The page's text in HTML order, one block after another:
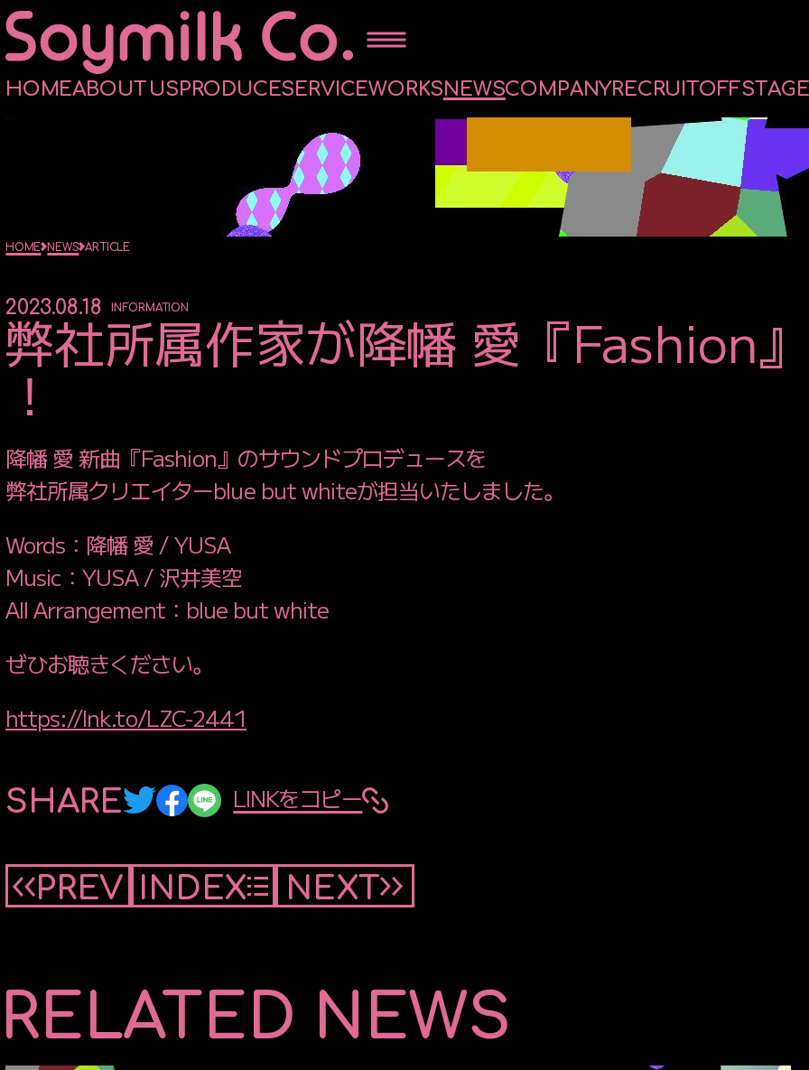
HOMEABOUT USPRODUCESERVICEWORKSNEWSCOMPANYRECRUITOFFSTAGE
ABOUTUS
PRODUCE
MUSIC PRODUCE
STAGE PRODUCE
OVERSEAS BOOKING
MUSIC VIDEOPRODUCE
CONSULTING
BRANDING
WEBSITEPRODUCE
SERVICE
WORKS
NEWS
COMPANY
RECRUIT
MESSAGE
ONEDAY
WEBSITE
HOME NEWS ARTICLE
2023.08.18 INFORMATION
弊社所属作家が降幡 愛『Fashion
！
降幡 愛 新曲『Fashion』のサウンドプロデュースを
弊社所属クリエイターblue but whiteが担当いたしました。
Words：降幡 愛 / YUSA
Music：YUSA / 沢井美空
All Arrangement：blue but white
ぜひお聴きください。
https://lnk.to/LZC-2441
SHARE LINKをコピー
PREV INDEX NEXT
RELATED NEWS